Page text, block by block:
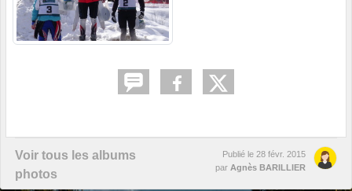
Voir tous les albums
photos
Publié le 28 févr. 2015
par Agnès BARILLIER